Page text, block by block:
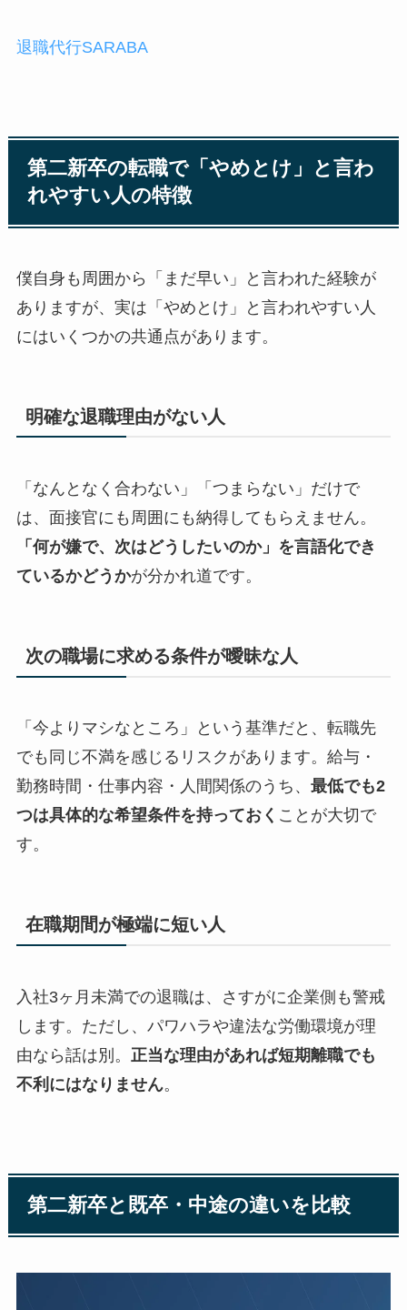
退職代行SARABA
第二新卒の転職で「やめとけ」と言わ
れやすい人の特徴
僕自身も周囲から「まだ早い」と言われた経験が
ありますが、実は「やめとけ」と言われやすい人
にはいくつかの共通点があります。
明確な退職理由がない人
「なんとなく合わない」「つまらない」だけで
は、面接官にも周囲にも納得してもらえません。
「何が嫌で、次はどうしたいのか」を言語化でき
ているかどうかが分かれ道です。
次の職場に求める条件が曖昧な人
「今よりマシなところ」という基準だと、転職先
でも同じ不満を感じるリスクがあります。給与・
勤務時間・仕事内容・人間関係のうち、 最低でも2
つは具体的な希望条件を持っておく ことが大切で
す。
在職期間が極端に短い人
入社3ヶ月未満での退職は、さすがに企業側も警戒
します。ただし、パワハラや違法な労働環境が理
由なら話は別。 正当な理由があれば短期離職でも
不利にはなりません。
第二新卒と既卒・中途の違いを比較